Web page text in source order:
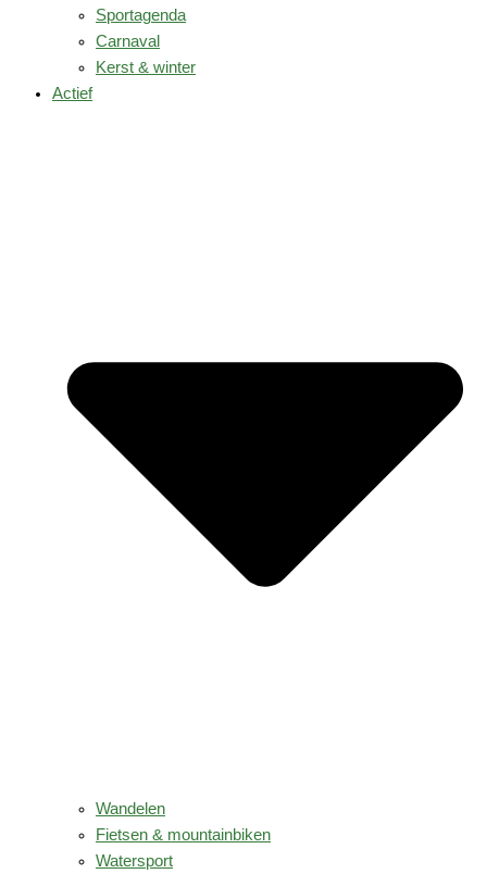
Sportagenda
Carnaval
Kerst & winter
Actief
Wandelen
Fietsen & mountainbiken
Watersport